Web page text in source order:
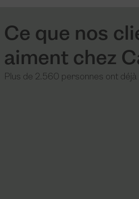
Ce que nos
aiment chez
Plus de 2.560 personnes ont